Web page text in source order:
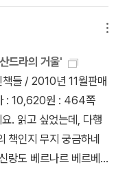
환상적이예요. 실망스
은책입니다. 번역서는
알았는데, 시리즈 책
려는지 제목을 같이 사
는지라 안타까운 마음
빠요. -.-;; 매니아층 소
, 5권이 출판되어서 올
대와 잘 적목해 재해석
책으로 구입했는데 아직
평이 좀 나뉘어지고 1
고 싶은 목록에만 올려
리움', '올림포스'와 함
거울'에서는 '엔더 게
번역이 다른지) 그 작
니 도서관에 번역서로
시 너무 유명한 고전인
을 읽다보면 이 책에
드라의 거울'
들 / 2010년 11월판매
: 10,620원 : 464쪽
. 읽고 싶었는데, 다행
책인지 무지 궁금하네
랑도 베르나르 베르베